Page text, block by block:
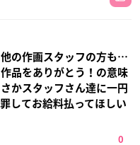
の作画スタッフの方も…
品をありがとう！の意味
かスタッフさん達に一円
してお給料払ってほしい
0